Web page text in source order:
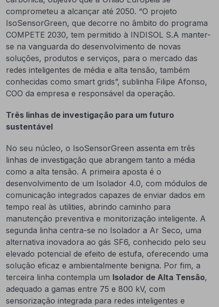
comprometeu a alcançar até 2050. “O projeto
IsoSensorGreen, que decorre no âmbito do programa
COMPETE 2030, tem permitido à INDISOL S.A manter-
se na vanguarda do desenvolvimento de novas
soluções, produtos e serviços, para o mercado das
redes inteligentes de média e alta tensão, também
conhecidas como smart grids”, sublinha Filipe Afonso,
COO da empresa e responsável da operação.
Três linhas de investigação para um futuro
sustentável
No seu núcleo, o IsoSensorGreen assenta em três
linhas de investigação que abrangem tanto a média
como a alta tensão. A primeira aposta é o
desenvolvimento de um Isolador 4.0, com módulos de
comunicação integrados capazes de enviar dados em
tempo real às utilities, abrindo caminho para
manutenção preventiva e monitorização inteligente. A
segunda linha centra-se no Isolador a Ar Seco, uma
alternativa inovadora ao gás SF6, conhecido pelo seu
elevado potencial de efeito de estufa, oferecendo uma
solução eficaz e ambientalmente benigna. Por fim, a
terceira linha contempla um Isolador de Alta Tensão,
adequado a gamas entre 75 e 800 kV, com
sensorização integrada para redes inteligentes e